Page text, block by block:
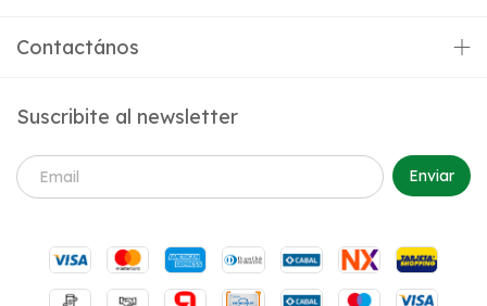
Contactános
Suscribite al newsletter